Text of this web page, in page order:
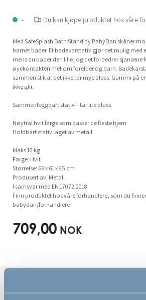
- Du kan kjøpe produktet hos våre
Med SafeSplash Bath Stand by BabyDan skåner
barnet bader. Et badekarstativ gjør det mulig med
mens du bader den lille, og det forbedrer sjansene
øyekontakten mellom forelder og barn.
sammen slik at det ikke tar mye plass. Gummi på
ikke glir.
Sammenleggbart stativ – tar lite plass
Nøytral hvit farge som passer de fleste hjem
Holdbart stativ laget av metall
Maks 10 kg
Farge: Hvit
Størrelse: 66 x 61 x 95 cm
Produsert av: Metall
I samsvar med EN 17072:2018
Finn produktet hos våre forhandlere, som du
babydan/forhandlere
709,00 NOK
Spesifikasjoner